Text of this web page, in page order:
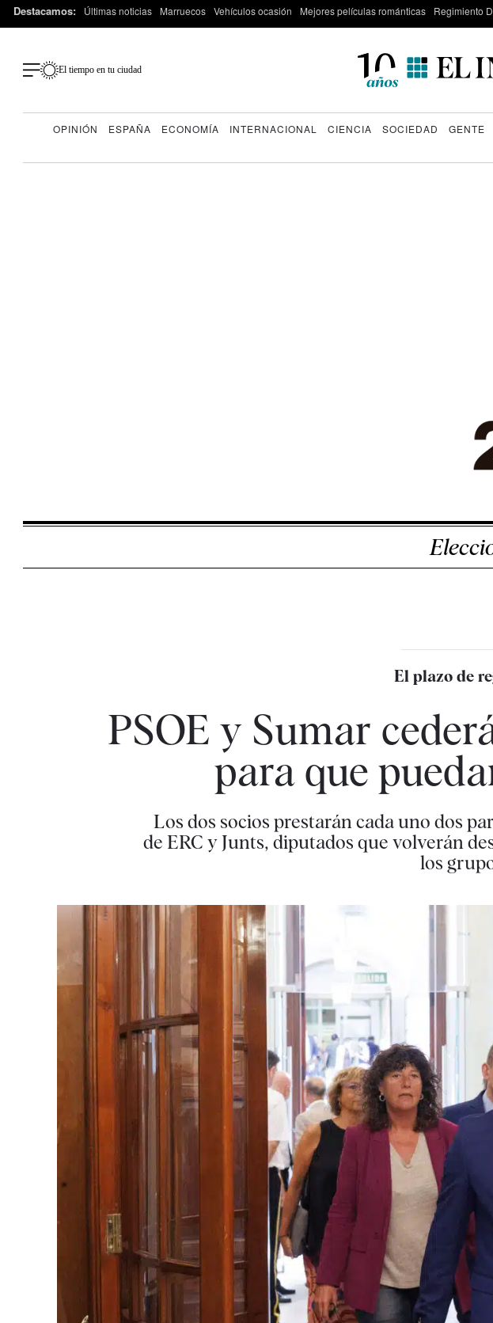
Destacamos: Últimas noticias Marruecos Vehículos ocasión Mejores películas románticas Regimiento
El tiempo en tu ciudad
OPINIÓN ESPAÑA ECONOMÍA INTERNACIONAL CIENCIA SOCIEDAD GENTE
El plazo de
PSOE y Sumar
para que
Los dos socios prestarán cada uno dos
de ERC y Junts, diputados que volverán
los